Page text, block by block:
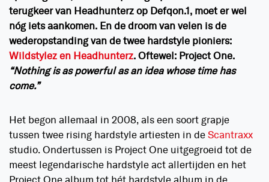
terugkeer van Headhunterz op Defqon.1, moet er wel
nóg iets aankomen. En de droom van velen is de
wederopstanding van de twee hardstyle pioniers:
Wildstylez en Headhunterz. Oftewel: Project One.
“Nothing is as powerful as an idea whose time has
come.”
Het begon allemaal in 2008, als een soort grapje
tussen twee rising hardstyle artiesten in deScantraxx
studio. Ondertussen is Project One uitgegroeid tot de
meest legendarische hardstyle act allertijden en het